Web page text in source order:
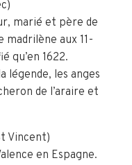
marié et père de
madrilène aux 11-
qu’en 1622.
légende, les anges
de l’araire et
Vincent)
en Espagne.